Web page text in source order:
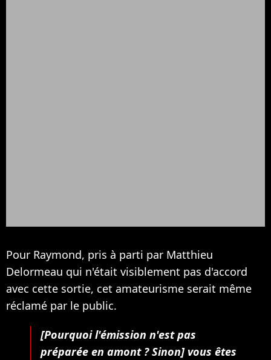
Pour Raymond, pris à parti par Matthieu
Delormeau qui n'était visiblement pas d'accord
avec cette sortie, cet amateurisme serait même
réclamé par le public.
[Pourquoi l'émission n'est pas
préparée en amont ? Sinon] vous êtes